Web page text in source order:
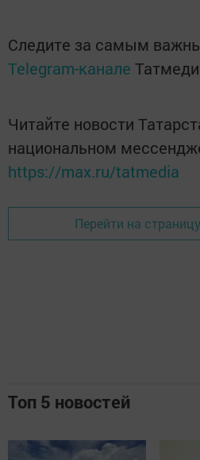
Следите за самым
Telegram-канале
Читайте новости
национальном
https://max.ru/tatmedia
Перейти на
Топ 5 новостей